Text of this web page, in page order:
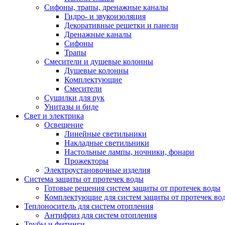
Сифоны, трапы, дренажные каналы
Гидро- и звукоизоляция
Декоративные решетки и панели
Дренажные каналы
Сифоны
Трапы
Смесители и душевые колонны
Душевые колонны
Комплектующие
Смесители
Сушилки для рук
Унитазы и биде
Свет и электрика
Освещение
Линейные светильники
Накладные светильники
Настольные лампы, ночники, фонари
Прожекторы
Электроустановочные изделия
Система защиты от протечек воды
Готовые решения систем защиты от протечек воды
Комплектующие для систем защиты от протечек
Теплоноситель для систем отопления
Антифриз для систем отопления